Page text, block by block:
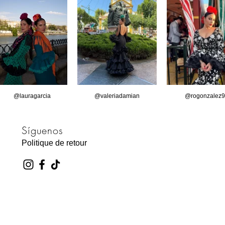
@lauragarcia @valeriadamian
Síguenos
Politique de retour